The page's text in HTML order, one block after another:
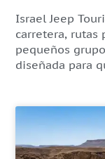
Israel Jeep
carretera, rutas
pequeños
diseñada para